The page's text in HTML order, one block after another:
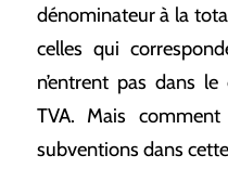
dénominateur à la
celles qui
n’entrent pas dans
TVA. Mais
subventions dans